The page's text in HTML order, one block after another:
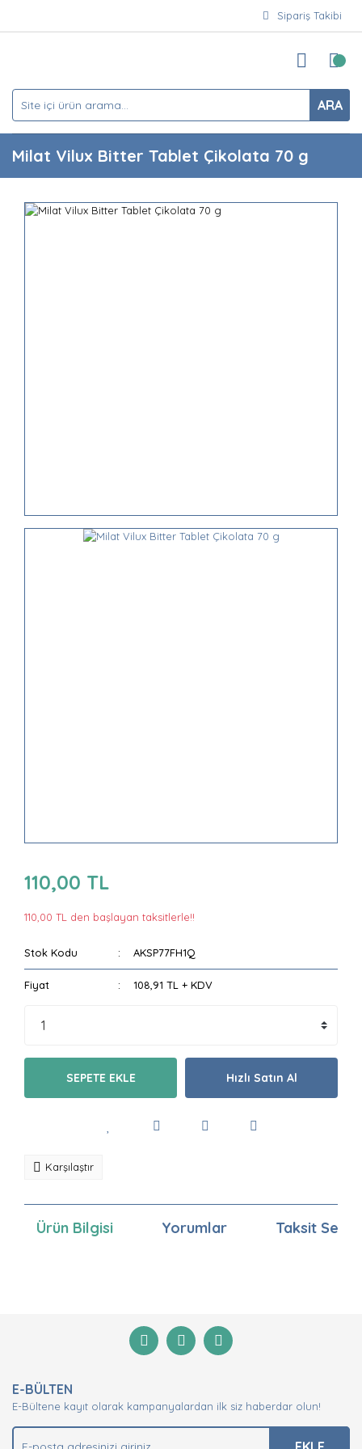
Sipariş Takibi
ARA
Milat Vilux Bitter Tablet Çikolata 70 g
110,00 TL
110,00 TL den başlayan taksitlerle!!
Stok Kodu AKSP77FH1Q
Fiyat 108,91 TL + KDV
SEPETE EKLE Hızlı Satın Al
Karşılaştır
Ürün Bilgisi Yorumlar Taksit
Yorum Yaz
Görüş ve önerileriniz için teşekkür ederiz.
Ürün açıklamasında eksik bilgiler bulunuyor.
Ürün bilgilerinde hatalar bulunuyor.
E-BÜLTEN
E-Bültene kayıt olarak kampanyalardan ilk siz haberdar olun!